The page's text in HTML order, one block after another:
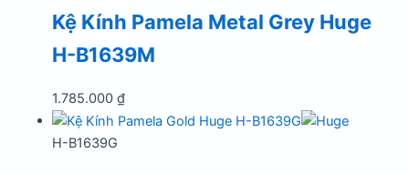
Kệ Kính Pamela Metal Grey Huge
H-B1639M
1.785.000₫
H-B1639G